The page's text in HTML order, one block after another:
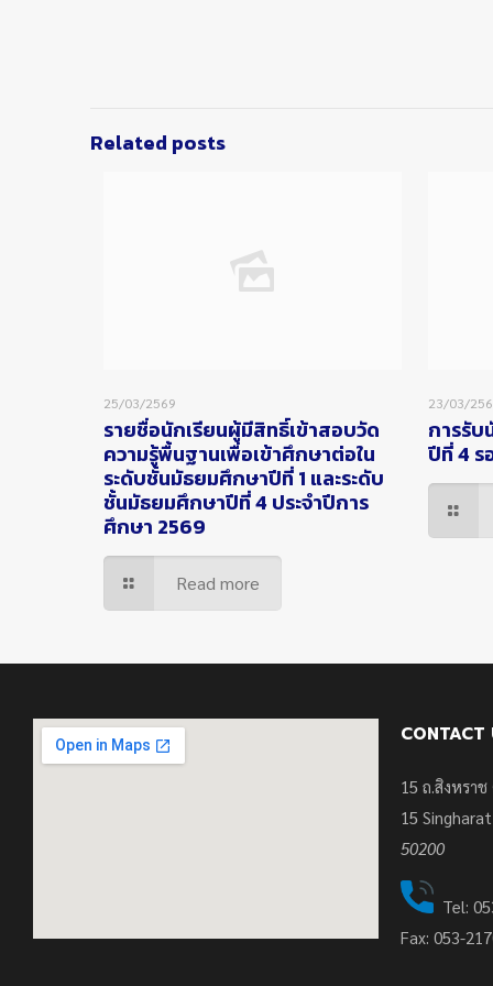
Related posts
25/03/2569
รายชื่อนักเรียนผู้มีสิทธิ์เข้าสอบวัด
ความรู้พื้นฐานเพื่อเข้าศึกษาต่อใน
ระดับชั้นมัธยมศึกษาปีที่ 1 และระดับ
ชั้นมัธยมศึกษาปีที่ 4 ประจำปีการ
ศึกษา 2569
Read more
23/03/
การรับ
ปีที่ 4 ร
CONTACT
15 ถ.สิงหรา
15
50200
Tel:
Fax: 053-